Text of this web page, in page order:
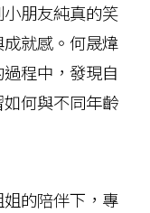
朋友純真的笑
就感。何晟煒
程中，發現自
何與不同年齡
的陪伴下，專